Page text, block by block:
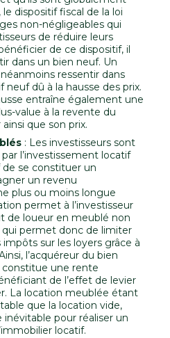
dispositif fiscal de la loi
non-négligeables qui
de réduire leurs
de ce dispositif, il
dans un bien neuf. Un
ressentir dans
neuf dû à la hausse des prix.
entraîne également une
value à la revente du
que son prix.
: Les investisseurs sont
l’investissement locatif
de se constituer un
un revenu
plus ou moins longue
permet à l’investisseur
de loueur en meublé non
permet donc de limiter
sur les loyers grâce à
l’acquéreur du bien
une rente
de l’effet de levier
La location meublée étant
que la location vide,
pour réaliser un
locatif.